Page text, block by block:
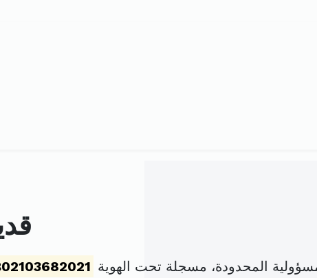
المحدودة، مسجلة تحت الهوية